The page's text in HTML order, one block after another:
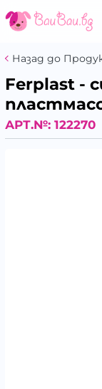
Назад до
Ferplast -
АРТ.№: 122270